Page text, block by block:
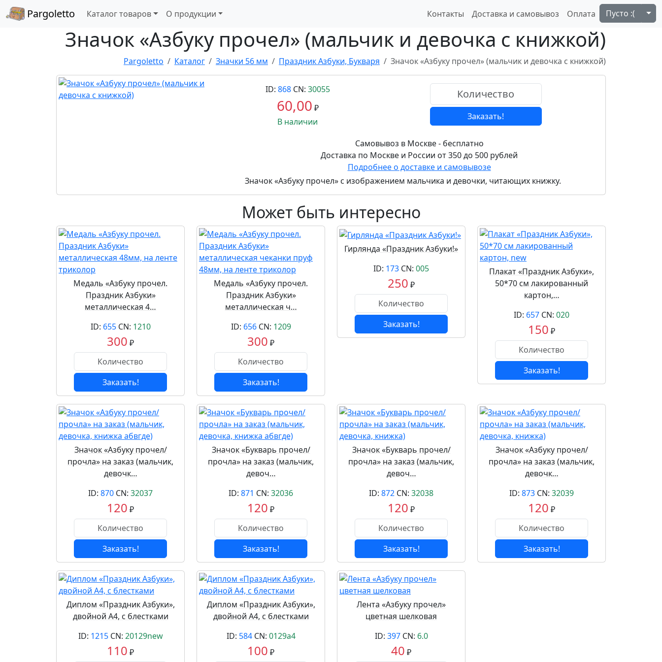
Pargoletto Каталог товаров О продукции Контакты Доставка и самовывоз Оплата Пусто :(
Значок «Азбуку прочел» (мальчик и девочка с книжкой)
Pargoletto Каталог Значки 56 мм Праздник Азбуки, Букваря Значок «Азбуку прочел» (мальчик и девочка с книжкой)
ID: 868CN: 30055
60,00 ₽
В наличии
Заказать!
Самовывоз в Москве - бесплатно
Доставка по Москве и России от 350 до 500 рублей
Подробнее о доставке и самовывозе
Значок «Азбуку прочел» с изображением мальчика и девочки, читающих книжку.
Может быть интересно
Медаль «Азбуку прочел.
Праздник Азбуки»
металлическая 4…
ID: 655CN: 1210
300 ₽
Заказать!
Медаль «Азбуку прочел.
Праздник Азбуки»
металлическая ч…
ID: 656CN: 1209
300 ₽
Заказать!
Гирлянда «Праздник Азбуки!»
ID: 173 CN: 005
250 ₽
Заказать!
Плакат «Праздник Азбуки»,
50*70 см лакированный
картон,…
ID: 657 CN: 020
150 ₽
Заказать!
Значок «Азбуку прочел/
прочла» на заказ (мальчик,
девочк…
ID: 870 CN: 32037
120 ₽
Заказать!
Значок «Букварь прочел/
прочла» на заказ (мальчик,
девоч…
ID: 871 CN: 32036
120 ₽
Заказать!
Значок «Букварь прочел/
прочла» на заказ (мальчик,
девоч…
ID: 872 CN: 32038
120 ₽
Заказать!
Значок «Азбуку прочел/
прочла» на заказ (мальчик,
девочк…
ID: 873 CN: 32039
120 ₽
Заказать!
Диплом «Праздник Азбуки»,
двойной А4, с блестками
ID: 1215CN: 20129new
110 ₽
Диплом «Праздник Азбуки»,
двойной А4, с блестками
ID: 584CN: 0129a4
100 ₽
Лента «Азбуку прочел»
цветная шелковая
ID: 397CN: 6.0
40 ₽